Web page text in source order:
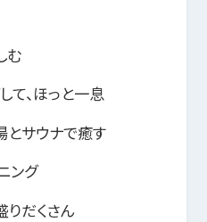
む
て、ほっと一息
とサウナで癒す
ング
だくさん